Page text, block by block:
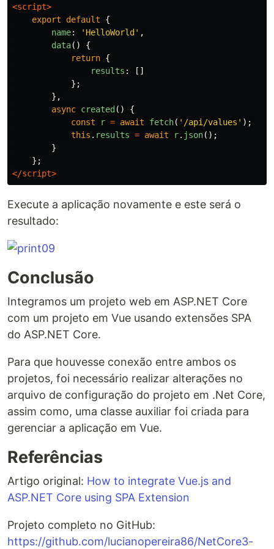
<script>
export
default
{
name: ' HelloWorld ' ,
data()
{
return {
results :
[]
};
},
async created ()
{
const
r = await fetch( ' /api/values ' );
this . results = await r. json();
}
};
</script>
Execute a aplicação novamente e este será o
resultado:
Conclusão
Integramos um projeto web em ASP.NET Core
com um projeto em Vue usando extensões SPA
do ASP.NET Core.
Para que houvesse conexão entre ambos os
projetos, foi necessário realizar alterações no
arquivo de configuração do projeto em .Net Core,
assim como, uma classe auxiliar foi criada para
gerenciar a aplicação em Vue.
Referências
Artigo original: How to integrate Vue.js and
ASP.NET Core using SPA Extension
Projeto completo no GitHub:
https://github.com/lucianopereira86/NetCore3-